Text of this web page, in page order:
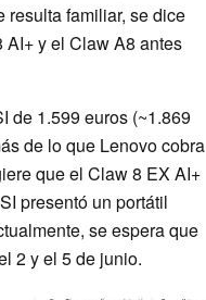
resulta familiar, se dice
y el Claw A8 antes
de 1.599 euros (~1.869
de lo que Lenovo cobra
que el Claw 8 EX AI+
presentó un portátil
se espera que
2 y el 5 de junio.